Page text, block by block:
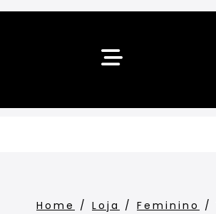
Home / Loja / Feminino /